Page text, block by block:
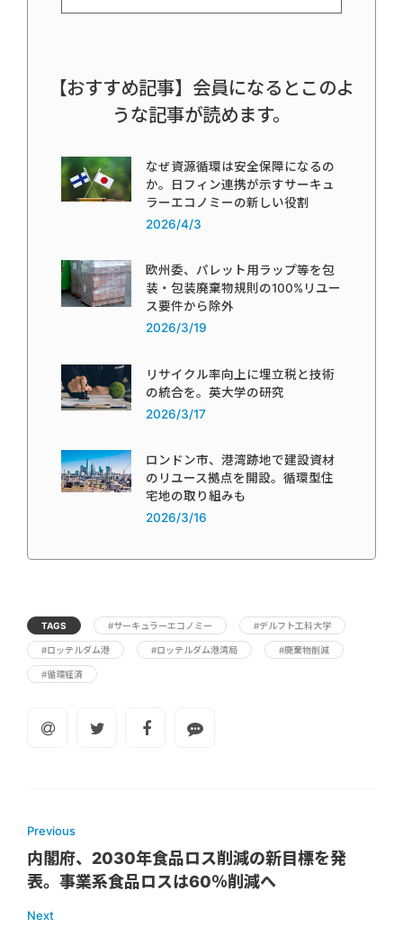
【おすすめ記事】会員になるとこのよ
うな記事が読めます。
なぜ資源循環は安全保障になるの
か。日フィン連携が示すサーキュ
ラーエコノミーの新しい役割
2026/4/3
欧州委、パレット用ラップ等を包
装・包装廃棄物規則の100%リユー
ス要件から除外
2026/3/19
リサイクル率向上に埋立税と技術
の統合を。英大学の研究
2026/3/17
ロンドン市、港湾跡地で建設資材
のリユース拠点を開設。循環型住
宅地の取り組みも
2026/3/16
TAGS #サーキュラーエコノミー #デルフト工科大学
#ロッテルダム港 #ロッテルダム港湾局 #廃棄物削減
#循環経済
Previous
内閣府、2030年食品ロス削減の新目標を発
表。事業系食品ロスは60％削減へ
Next